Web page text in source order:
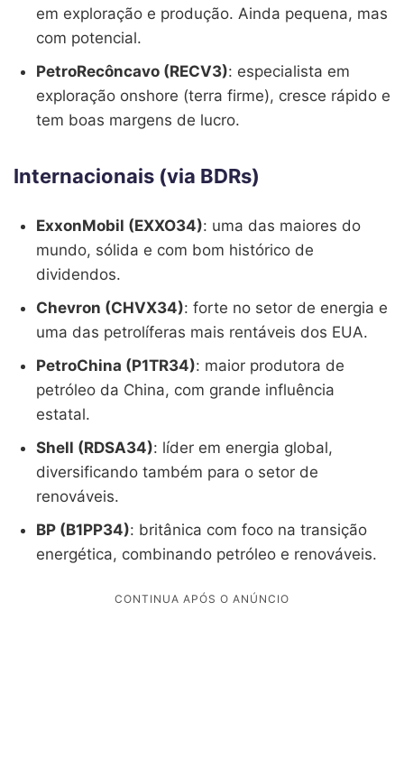
em exploração e produção. Ainda pequena, mas
com potencial.
PetroRecôncavo (RECV3): especialista em
exploração onshore (terra firme), cresce rápido e
tem boas margens de lucro.
Internacionais (via BDRs)
ExxonMobil (EXXO34): uma das maiores do
mundo, sólida e com bom histórico de
dividendos.
Chevron (CHVX34): forte no setor de energia e
uma das petrolíferas mais rentáveis dos EUA.
PetroChina (P1TR34): maior produtora de
petróleo da China, com grande influência
estatal.
Shell (RDSA34): líder em energia global,
diversificando também para o setor de
renováveis.
BP (B1PP34): britânica com foco na transição
energética, combinando petróleo e renováveis.